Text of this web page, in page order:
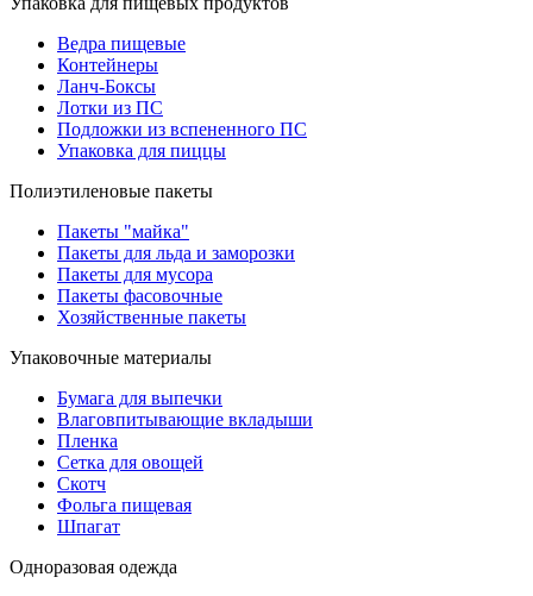
Ведра пищевые
Контейнеры
Ланч-Боксы
Лотки из ПС
Подложки из вспененного ПС
Упаковка для пиццы
Полиэтиленовые пакеты
Пакеты "майка"
Пакеты для льда и заморозки
Пакеты для мусора
Пакеты фасовочные
Хозяйственные пакеты
Упаковочные материалы
Бумага для выпечки
Влаговпитывающие вкладыши
Пленка
Сетка для овощей
Скотч
Фольга пищевая
Шпагат
Одноразовая одежда